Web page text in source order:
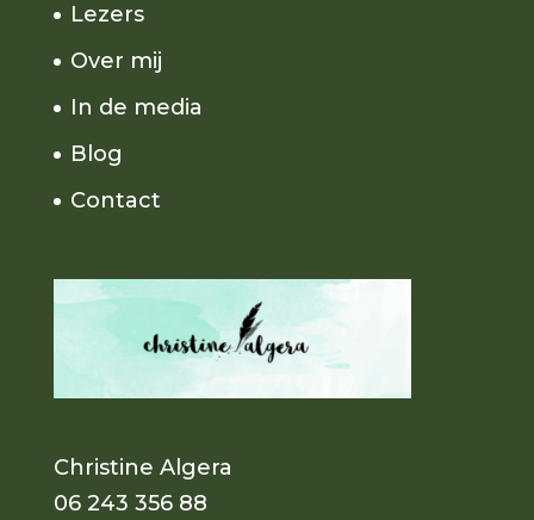
Lezers
Over mij
In de media
Blog
Contact
Christine Algera
06 243 356 88